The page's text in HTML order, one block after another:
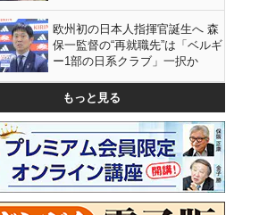
欧州初の日本人指揮官誕生へ 森
保一監督の“再就職先”は「ベルギ
ー1部の日系クラブ」一択か
もっと見る